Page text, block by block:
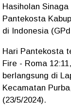
Hasiholan
Pantekosta
di Indonesia
Hari Pantekosta
Fire - Roma
berlangsung di
Kecamatan
(23/5/2024).